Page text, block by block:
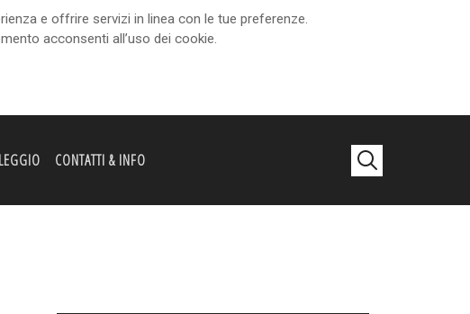
e offrire servizi in linea con le tue preferenze.
acconsenti all’uso dei cookie.
CONTATTI & INFO